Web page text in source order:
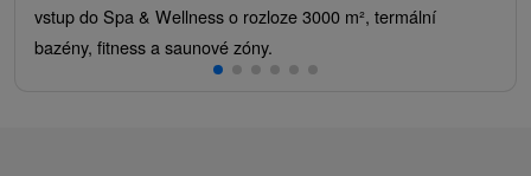
vstup do Spa & Wellness o rozloze 3000 m², termální
bazény, fitness a saunové zóny.